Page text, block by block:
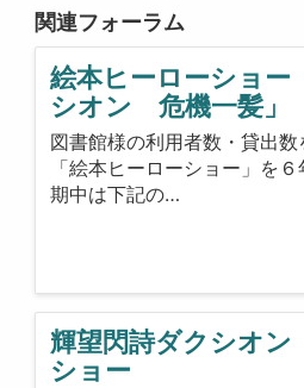
関連フォーラム
絵本ヒーローショ
シオン 危機一髪」
図書館様の利用者数・貸出数
「絵本ヒーローショー」を
期中は下記の…
輝望閃詩ダクシオ
ショー